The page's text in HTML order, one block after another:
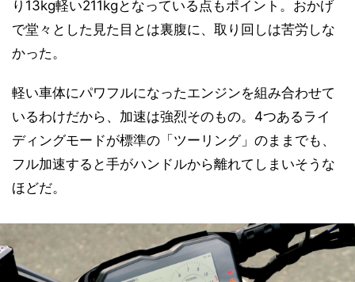
り13kg軽い211kgとなっている点もポイント。おかげ
で堂々とした見た目とは裏腹に、取り回しは苦労しな
かった。
軽い車体にパワフルになったエンジンを組み合わせて
いるわけだから、加速は強烈そのもの。4つあるライ
ディングモードが標準の「ツーリング」のままでも、
フル加速すると手がハンドルから離れてしまいそうな
ほどだ。